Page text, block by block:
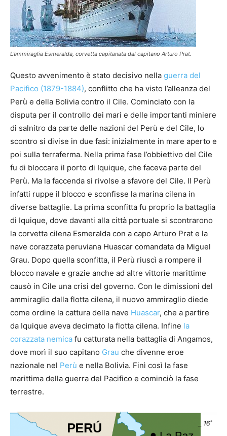
L’ammiraglia Esmeralda, corvetta capitanata dal capitano Arturo Prat.
Questo avvenimento è stato decisivo nella guerra del
Pacifico (1879-1884), conflitto che ha visto l’alleanza del
Perù e della Bolivia contro il Cile. Cominciato con la
disputa per il controllo dei mari e delle importanti miniere
di salnitro da parte delle nazioni del Perù e del Cile, lo
scontro si divise in due fasi: inizialmente in mare aperto e
poi sulla terraferma. Nella prima fase l’obbiettivo del Cile
fu di bloccare il porto di Iquique, che faceva parte del
Perù. Ma la faccenda si rivolse a sfavore del Cile. Il Perù
infatti ruppe il blocco e sconfisse la marina cilena in
diverse battaglie. La prima sconfitta fu proprio la battaglia
di Iquique, dove davanti alla città portuale si scontrarono
la corvetta cilena Esmeralda con a capo Arturo Prat e la
nave corazzata peruviana Huascar comandata da Miguel
Grau. Dopo quella sconfitta, il Perù riuscì a rompere il
blocco navale e grazie anche ad altre vittorie marittime
causò in Cile una crisi del governo. Con le dimissioni del
ammiraglio dalla flotta cilena, il nuovo ammiraglio diede
come ordine la cattura della nave Huascar, che a partire
da Iquique aveva decimato la flotta cilena. Infine la
corazzata nemica fu catturata nella battaglia di Angamos,
dove morì il suo capitano Grau che divenne eroe
nazionale nel Perù e nella Bolivia. Finì così la fase
marittima della guerra del Pacifico e cominciò la fase
terrestre.